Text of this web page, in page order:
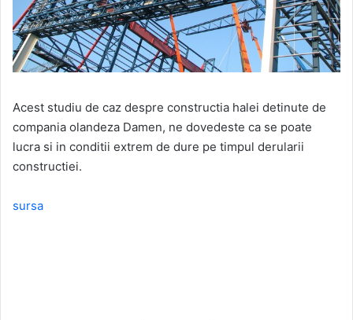
Acest studiu de caz despre constructia halei detinute de
compania olandeza Damen, ne dovedeste ca se poate
lucra si in conditii extrem de dure pe timpul derularii
constructiei.
sursa